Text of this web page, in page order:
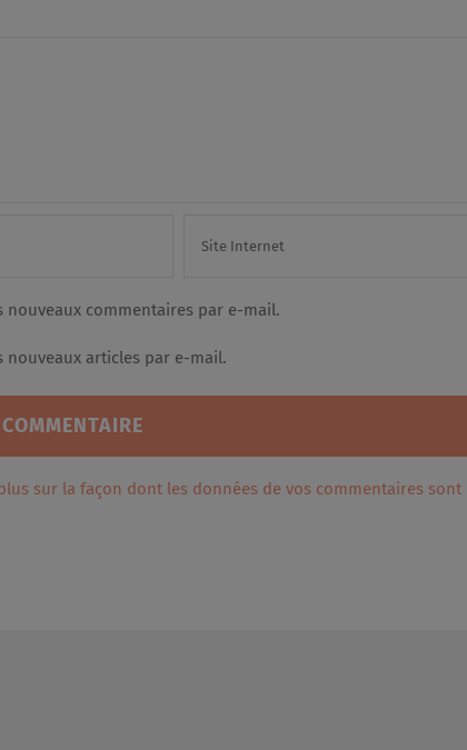
nouveaux commentaires par e-mail.
nouveaux articles par e-mail.
sur la façon dont les données de vos commentaires sont